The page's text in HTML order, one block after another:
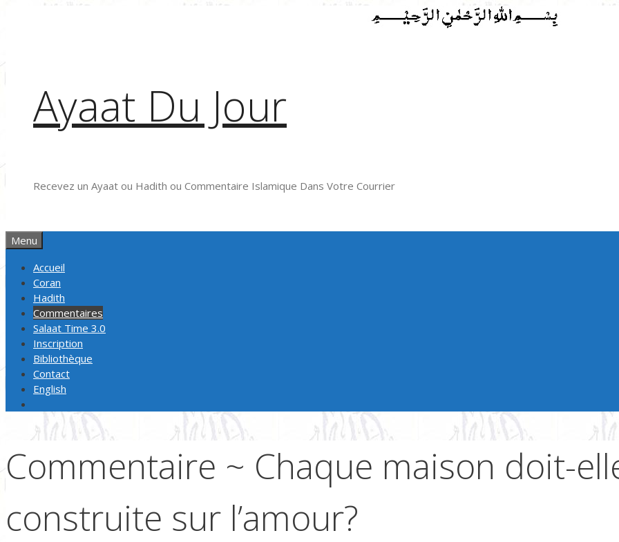
Ayaat Du Jour
Recevez un Ayaat ou Hadith ou Commentaire Islamique Dans Votre Courrier
Menu
Accueil
Coran
Hadith
Commentaires
Salaat Time 3.0
Inscription
Bibliothèque
Contact
English
Commentaire ~ Chaque maison doit-
construite sur l’amour?